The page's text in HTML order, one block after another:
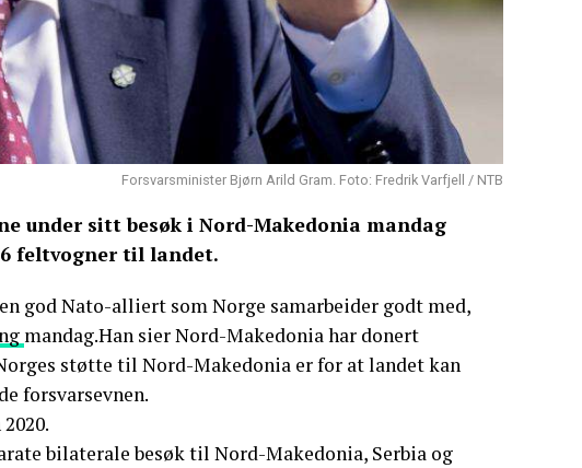
Forsvarsminister Bjørn Arild Gram. Foto: Fredrik Varfjell / NTB
under sitt besøk i Nord-Makedonia mandag
feltvogner til landet.
god Nato-alliert som Norge samarbeider godt med,
mandag.Han sier Nord-Makedonia har donert
støtte til Nord-Makedonia er for at landet kan
forsvarsevnen.
bilaterale besøk til Nord-Makedonia, Serbia og